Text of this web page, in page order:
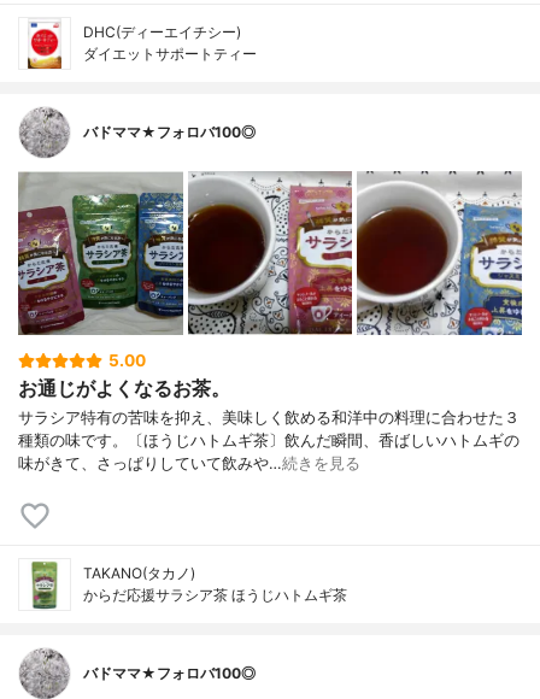
DHC(ディーエイチシー)
ダイエットサポートティー
バドママ★フォロバ100◎
5.00
お通じがよくなるお茶。
サラシア特有の苦味を抑え、美味しく飲める和洋中の料理に合わせた３
種類の味です。〔ほうじハトムギ茶〕飲んだ瞬間、香ばしいハトムギの
味がきて、さっぱりしていて飲みや…続きを見る
TAKANO(タカノ)
からだ応援サラシア茶 ほうじハトムギ茶
バドママ★フォロバ100◎